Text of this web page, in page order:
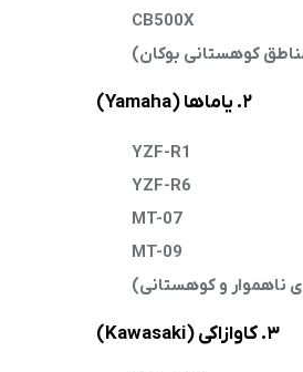
CB500X
۲. یاماها (Yamaha)
YZF-R1
YZF-R6
MT-07
MT-09
۳. کاوازاکی (Kawasaki)